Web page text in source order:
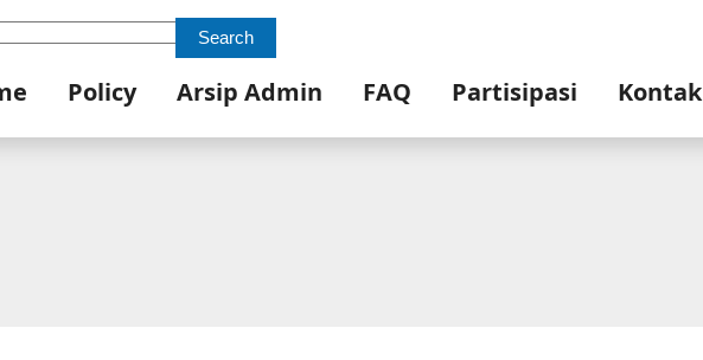
Search
Policy Arsip Admin FAQ Partisipasi Kontak